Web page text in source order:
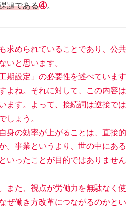
題である④。
められていることであり、公共
いと思います。
設定」の必要性を述べています
よね。それに対して、この内容は
ます。よって、接続詞は逆接では
しょう。
の効率が上がることは、直接的
。事業というより、世の中にある
いったことが目的ではありません
た、視点が労働力を無駄なく使
ぜ働き方改革につながるのかとい